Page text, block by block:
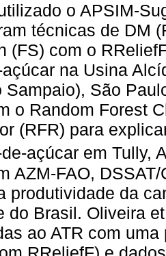
o APSIM-
técnicas de DM
(FS) com o
na Usina
Sampaio), São
o Random Forest
(RFR) para
açúcar em Tully,
AZM-FAO,
produtividade da
do Brasil. Oliveira
ao ATR com